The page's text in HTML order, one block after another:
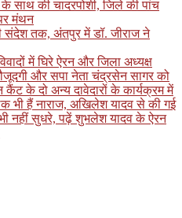
साथ की चादरपोशी, जिले की पांच
मंथन
संदेश तक, अंतपुर में डॉ. जीराज ने
में घिरे ऐरन और जिला अध्यक्ष
और सपा नेता चंद्रसेन सागर को
कैंट के दो अन्य दावेदारों के कार्यक्रम में
भी हैं नाराज, अखिलेश यादव से की गई
नहीं सुधरे, पढ़ें शुभलेश यादव के ऐरन